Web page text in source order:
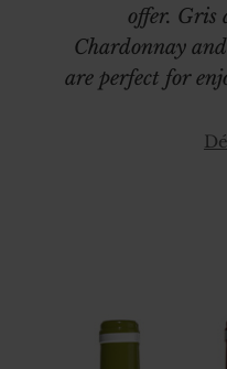
offer. Gris
Chardonnay
are perfect for